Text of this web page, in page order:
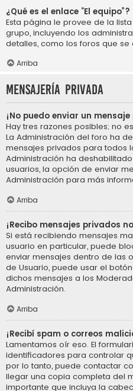
¿Qué es el enlace “El equipo”?
Esta página le provee de la
grupo, incluyendo los
detalles, como los foros que
Arriba
Mensajería privada
¡No puedo enviar un
Hay tres razones posibles; no
La Administración del foro ha
mensajes privados para todos
Administración ha
usuarios, la opción de enviar
Administración para más
Arriba
¡Recibo mensajes privados
Si está recibiendo mensajes
usuario en particular, puede
enviar mensajes dentro de las
de Usuario, puede usar el
dichos mensajes a los
Administración.
Arriba
¡Recibí spam o correos
Lamentamos oír eso. El
identificadores para controlar
por lo tanto, puede contactar
llegar una copia completa del
importante que incluya la